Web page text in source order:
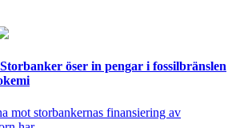
Storbanker öser in pengar i fossilbränslen
mot storbankernas finansiering av